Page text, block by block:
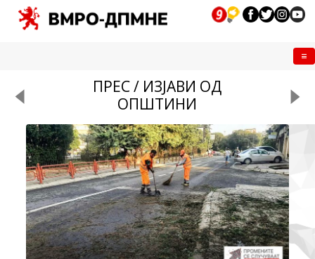
ПРЕС / ИЗЈАВИ ОД
ОПШТИНИ